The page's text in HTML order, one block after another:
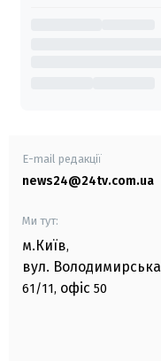
E-mail редакції
news24@24tv.com.ua
Ми тут:
м.Київ,
вул. Володимирська
61/11, офіс 50